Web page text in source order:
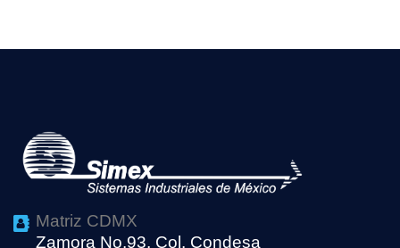
Matriz CDMX
Zamora No.93, Col. Condesa